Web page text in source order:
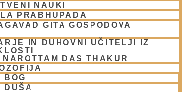
NAUKI
PRABHUPADA
GITA GOSPODOVA
IN DUHOVNI UČITELJI IZ
NAROTTAM DAS THAKUR
BOG
DUŠA
HARE KRIŠNA LJUBLJANA